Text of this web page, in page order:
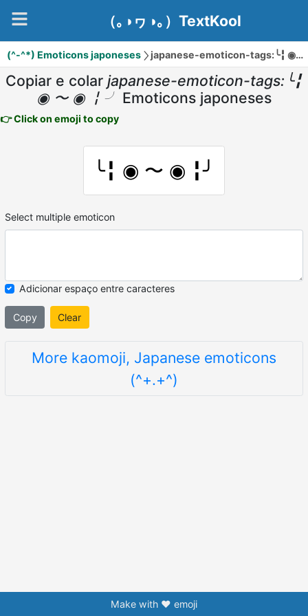
（｡◑ヮ◑｡）TextKool
(^-^*) Emoticons japoneses japanese-emoticon-tags:╰╏ ◉ 〜 ◉ ╏╯
Copiar e colar japanese-emoticon-tags:╰╏
◉ 〜 ◉ ╏╯ Emoticons japoneses
👉 Click on emoji to copy
╰╏ ◉ 〜 ◉ ╏╯
Select multiple emoticon
Adicionar espaço entre caracteres
Copy Clear
More kaomoji, Japanese emoticons
(^+.+^)
Make with ❤️ emoji